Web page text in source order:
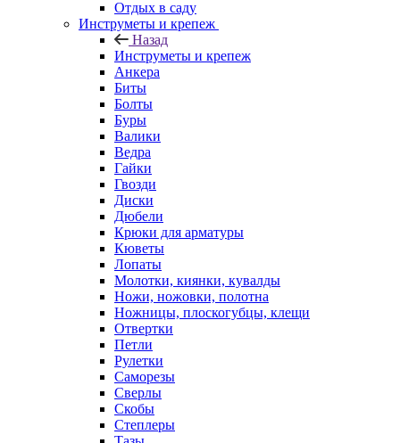
Отдых в саду
Инструметы и крепеж
Назад
Инструметы и крепеж
Анкера
Биты
Болты
Буры
Валики
Ведра
Гайки
Гвозди
Диски
Дюбели
Крюки для арматуры
Кюветы
Лопаты
Молотки, киянки, кувалды
Ножи, ножовки, полотна
Ножницы, плоскогубцы, клещи
Отвертки
Петли
Рулетки
Саморезы
Сверлы
Скобы
Степлеры